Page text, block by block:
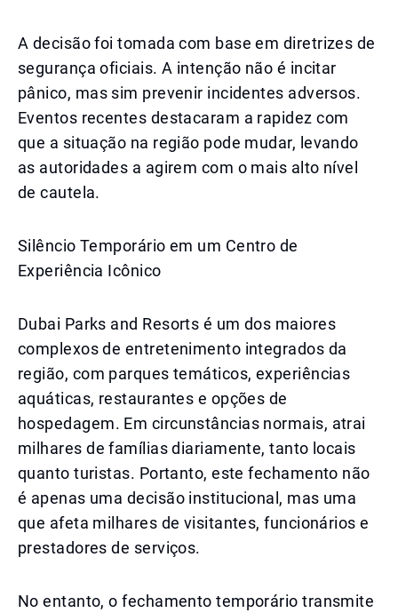
A decisão foi tomada com base em diretrizes de
segurança oficiais. A intenção não é incitar
pânico, mas sim prevenir incidentes adversos.
Eventos recentes destacaram a rapidez com
que a situação na região pode mudar, levando
as autoridades a agirem com o mais alto nível
de cautela.
Silêncio Temporário em um Centro de
Experiência Icônico
Dubai Parks and Resorts é um dos maiores
complexos de entretenimento integrados da
região, com parques temáticos, experiências
aquáticas, restaurantes e opções de
hospedagem. Em circunstâncias normais, atrai
milhares de famílias diariamente, tanto locais
quanto turistas. Portanto, este fechamento não
é apenas uma decisão institucional, mas uma
que afeta milhares de visitantes, funcionários e
prestadores de serviços.
No entanto, o fechamento temporário transmite